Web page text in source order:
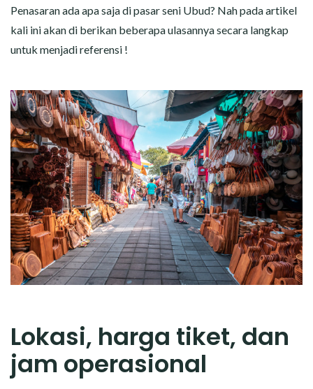
Penasaran ada apa saja di pasar seni Ubud? Nah pada artikel
kali ini akan di berikan beberapa ulasannya secara langkap
untuk menjadi referensi !
Lokasi, harga tiket, dan
jam operasional